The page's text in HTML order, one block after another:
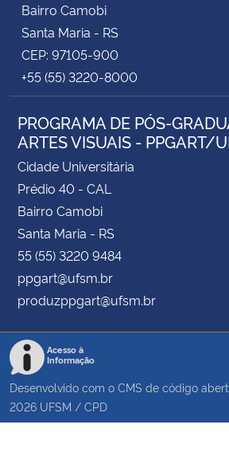
Bairro Camobi
Santa Maria - RS
CEP: 97105-900
+55 (55) 3220-8000
PROGRAMA DE PÓS-
ARTES VISUAIS - PPGART/
Cidade Universitária
Prédio 40 - CAL
Bairro Camobi
Santa Maria - RS
55 (55) 3220 9484
ppgart@ufsm.br
produzppgart@ufsm.br
Acesso à
Informação
Desenvolvido com o CMS de código
2026 UFSM / CPD